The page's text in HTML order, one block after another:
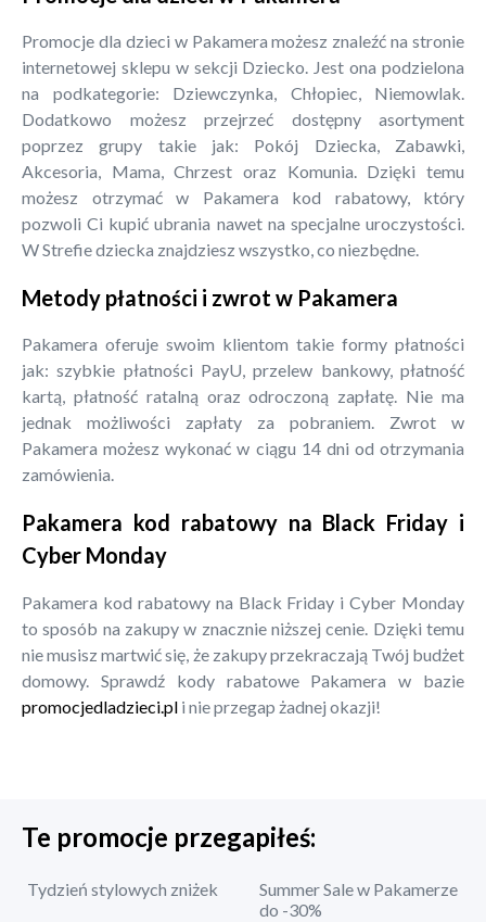
Promocje dla dzieci w Pakamera możesz znaleźć na stronie
internetowej sklepu w sekcji Dziecko. Jest ona podzielona
na podkategorie: Dziewczynka, Chłopiec, Niemowlak.
Dodatkowo możesz przejrzeć dostępny asortyment
poprzez grupy takie jak: Pokój Dziecka, Zabawki,
Akcesoria, Mama, Chrzest oraz Komunia. Dzięki temu
możesz otrzymać w Pakamera kod rabatowy, który
pozwoli Ci kupić ubrania nawet na specjalne uroczystości.
W Strefie dziecka znajdziesz wszystko, co niezbędne.
Metody płatności i zwrot w Pakamera
Pakamera oferuje swoim klientom takie formy płatności
jak: szybkie płatności PayU, przelew bankowy, płatność
kartą, płatność ratalną oraz odroczoną zapłatę. Nie ma
jednak możliwości zapłaty za pobraniem. Zwrot w
Pakamera możesz wykonać w ciągu 14 dni od otrzymania
zamówienia.
Pakamera kod rabatowy na Black Friday i
Cyber Monday
Pakamera kod rabatowy na Black Friday i Cyber Monday
to sposób na zakupy w znacznie niższej cenie. Dzięki temu
nie musisz martwić się, że zakupy przekraczają Twój budżet
domowy. Sprawdź kody rabatowe Pakamera w bazie
promocjedladzieci.pl i nie przegap żadnej okazji!
Te promocje przegapiłeś:
Tydzień stylowych zniżek
Summer Sale w Pakamerze
do -30%